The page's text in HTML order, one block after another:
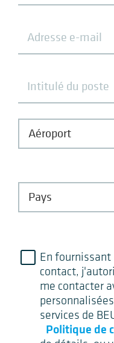
En
contact,
me contacter
services de
Politique de